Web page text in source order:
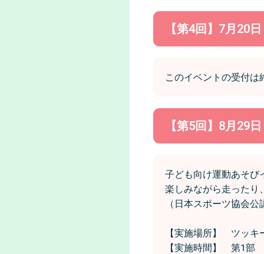
【第4回】7月20
このイベントの受付は
【第5回】8月29
子ども向け運動あそび
楽しみながら走ったり
（日本スポーツ協会
【実施場所】 ツッキ
【実施時間】 第1部